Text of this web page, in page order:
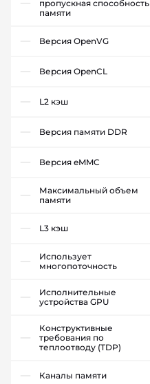
пропускная способность
памяти
Версия OpenVG
Версия OpenCL
L2 кэш
Версия памяти DDR
Версия eMMC
Максимальный объем
памяти
L3 кэш
Использует
многопоточность
Исполнительные
устройства GPU
Конструктивные
требования по
теплоотводу (TDP)
Каналы памяти